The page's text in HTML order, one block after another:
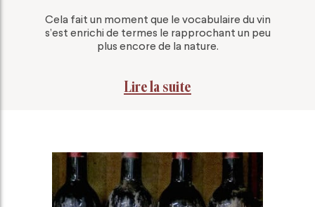
Cela fait un moment que le vocabulaire du vin
s’est enrichi de termes le rapprochant un peu
plus encore de la nature.
Lire la suite